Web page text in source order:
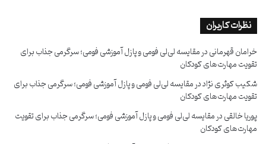
نظرات کاربران
خرامان قهرمانیدرمقایسه لی‌لی فومی و پازل آموزشی فومی؛ سرگرمی جذاب برای
تقویت مهارت‌های کودکان
شکیب کوثری نژاددرمقایسه لی‌لی فومی و پازل آموزشی فومی؛ سرگرمی جذاب برای
تقویت مهارت‌های کودکان
پوریا خالقیدرمقایسه لی‌لی فومی و پازل آموزشی فومی؛ سرگرمی جذاب برای تقویت
مهارت‌های کودکان